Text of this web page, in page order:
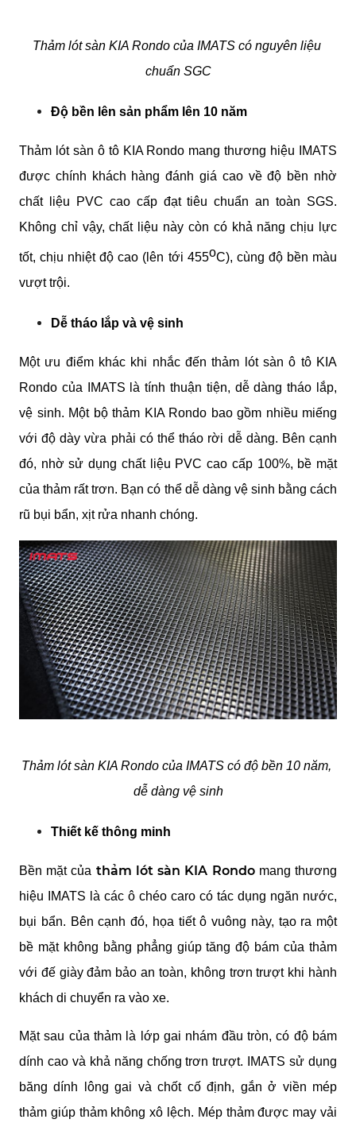
Thảm lót sàn KIA Rondo của IMATS có nguyên liệu
chuẩn SGC
Độ bền lên sản phẩm lên 10 năm
Thảm lót sàn ô tô KIA Rondo mang thương hiệu IMATS
được chính khách hàng đánh giá cao về độ bền nhờ
chất liệu PVC cao cấp đạt tiêu chuẩn an toàn SGS.
Không chỉ vậy, chất liệu này còn có khả năng chịu lực
tốt, chịu nhiệt độ cao (lên tới 455oC), cùng độ bền màu
vượt trội.
Dễ tháo lắp và vệ sinh
Một ưu điểm khác khi nhắc đến thảm lót sàn ô tô KIA
Rondo của IMATS là tính thuận tiện, dễ dàng tháo lắp,
vệ sinh. Một bộ thảm KIA Rondo bao gồm nhiều miếng
với độ dày vừa phải có thể tháo rời dễ dàng. Bên cạnh
đó, nhờ sử dụng chất liệu PVC cao cấp 100%, bề mặt
của thảm rất trơn. Bạn có thể dễ dàng vệ sinh bằng cách
rũ bụi bẩn, xịt rửa nhanh chóng.
Thảm lót sàn KIA Rondo của IMATS có độ bền 10 năm,
dễ dàng vệ sinh
Thiết kế thông minh
Bền mặt của thảm lót sàn KIA Rondo mang thương
hiệu IMATS là các ô chéo caro có tác dụng ngăn nước,
bụi bẩn. Bên cạnh đó, họa tiết ô vuông này, tạo ra một
bề mặt không bằng phẳng giúp tăng độ bám của thảm
với đế giày đảm bảo an toàn, không trơn trượt khi hành
khách di chuyển ra vào xe.
Mặt sau của thảm là lớp gai nhám đầu tròn, có độ bám
dính cao và khả năng chống trơn trượt. IMATS sử dụng
băng dính lông gai và chốt cố định, gắn ở viền mép
thảm giúp thảm không xô lệch. Mép thảm được may vải